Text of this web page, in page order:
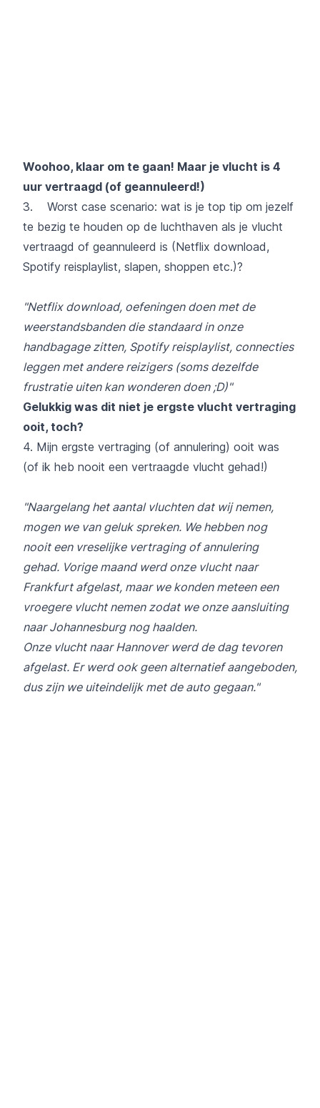
Woohoo, klaar om te gaan! Maar je vlucht is 4
uur vertraagd (of geannuleerd!)
3. Worst case scenario: wat is je top tip om jezelf
te bezig te houden op de luchthaven als je vlucht
vertraagd of geannuleerd is (Netflix download,
Spotify reisplaylist, slapen, shoppen etc.)?
"Netflix download, oefeningen doen met de
weerstandsbanden die standaard in onze
handbagage zitten, Spotify reisplaylist, connecties
leggen met andere reizigers (soms dezelfde
frustratie uiten kan wonderen doen ;D)"
Gelukkig was dit niet je ergste vlucht vertraging
ooit, toch?
4. Mijn ergste vertraging (of annulering) ooit was
(of ik heb nooit een vertraagde vlucht gehad!)
"Naargelang het aantal vluchten dat wij nemen,
mogen we van geluk spreken. We hebben nog
nooit een vreselijke vertraging of annulering
gehad. Vorige maand werd onze vlucht naar
Frankfurt afgelast, maar we konden meteen een
vroegere vlucht nemen zodat we onze aansluiting
naar Johannesburg nog haalden.
Onze vlucht naar Hannover werd de dag tevoren
afgelast. Er werd ook geen alternatief aangeboden,
dus zijn we uiteindelijk met de auto gegaan."